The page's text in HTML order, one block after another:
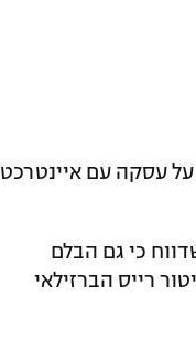
על עסקה עם איינטרכט
כי גם הבלם
רייס הברזילאי